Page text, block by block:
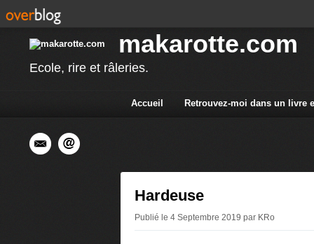
makarotte.com
Ecole, rire et râleries.
Accueil Retrouvez-moi dans un livre
Hardeuse
Publié le 4 Septembre 2019 par KRo